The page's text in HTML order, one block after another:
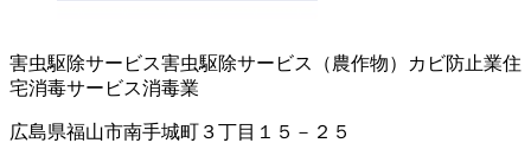
害虫駆除サービス害虫駆除サービス（農作物） カビ防止業住
宅消毒サービス消毒業
広島県福山市南手城町３丁目１５－２５